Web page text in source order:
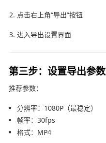
点击右上角“导出”按钮
进入导出设置界面
第三步：设置导出参数
推荐参数：
分辨率：1080P（最稳定）
帧率：30fps
格式：MP4